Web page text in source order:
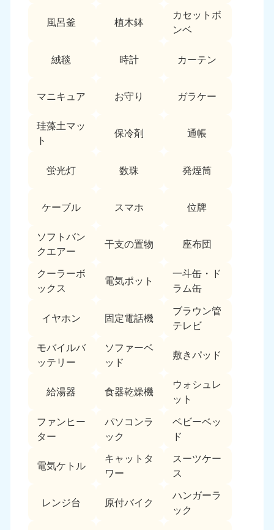
風呂釜 植木鉢
カセットボ
ンベ
絨毯 時計 カーテン
マニキュア お守り ガラケー
珪藻土マッ
ト
保冷剤 通帳
蛍光灯 数珠 発煙筒
ケーブル スマホ 位牌
ソフトバン
クエアー
干支の置物 座布団
クーラーボ
ックス
電気ポット
一斗缶・ド
ラム缶
イヤホン 固定電話機
ブラウン管
テレビ
モバイルバ
ッテリー
ソファーベ
ッド
敷きパッド
給湯器 食器乾燥機
ウォシュレ
ット
ファンヒー
ター
パソコンラ
ック
ベビーベッ
ド
電気ケトル
キャットタ
ワー
スーツケー
ス
レンジ台 原付バイク
ハンガーラ
ック
050-1880-9892
沖縄県
050-1880-9887